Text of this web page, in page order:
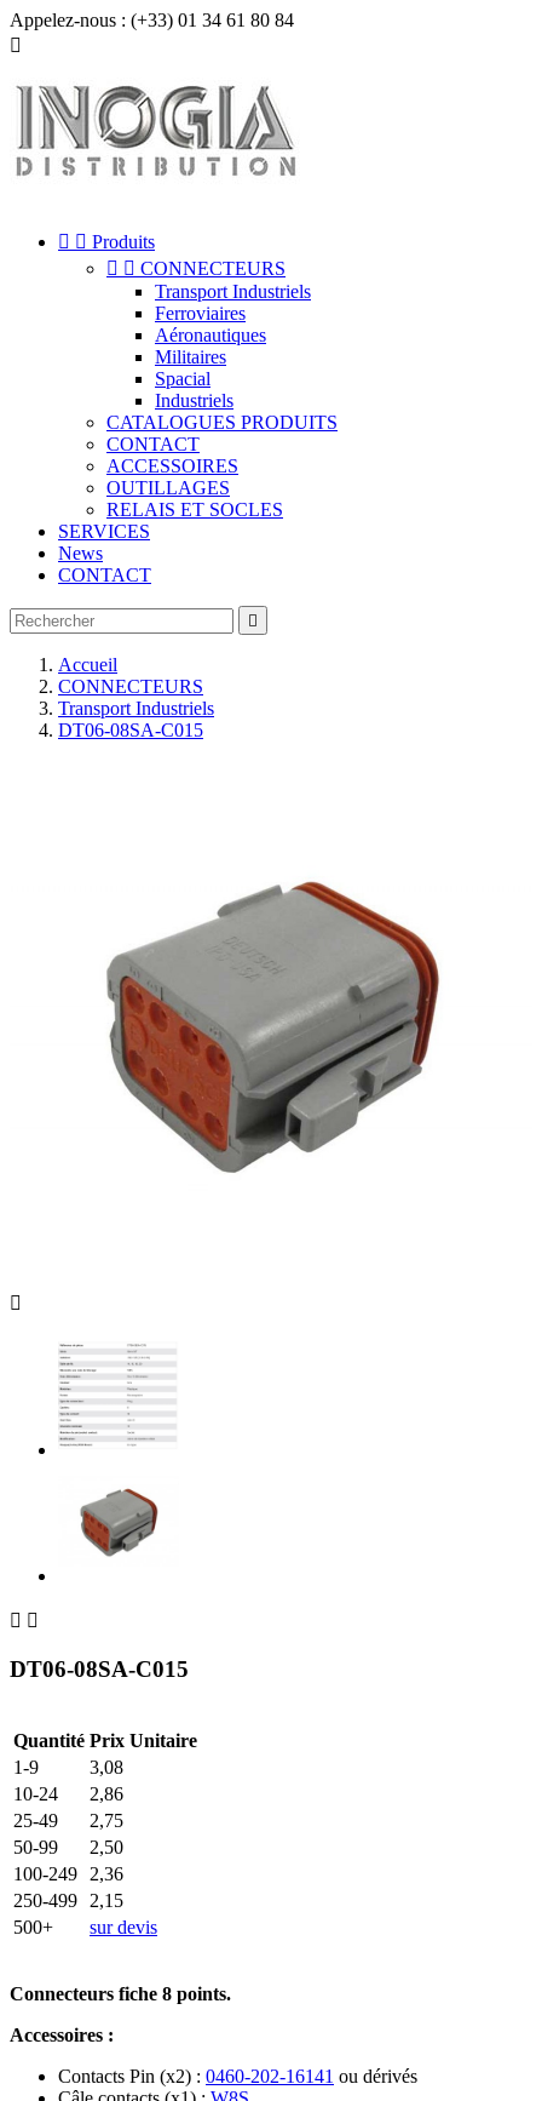
Appelez-nous : (+33) 01 34 61 80 84

  Produits
  CONNECTEURS
Transport Industriels
Ferroviaires
Aéronautiques
Militaires
Spacial
Industriels
CATALOGUES PRODUITS
CONTACT
ACCESSOIRES
OUTILLAGES
RELAIS ET SOCLES
SERVICES
News
CONTACT

Accueil
CONNECTEURS
Transport Industriels
DT06-08SA-C015

 
DT06-08SA-C015
Quantité Prix Unitaire
1-9
3,08
10-24
2,86
25-49
2,75
50-99
2,50
100-249 2,36
250-499 2,15
500+
sur devis
Connecteurs fiche 8 points.
Accessoires :
Contacts Pin (x2) : 0460-202-16141 ou dérivés